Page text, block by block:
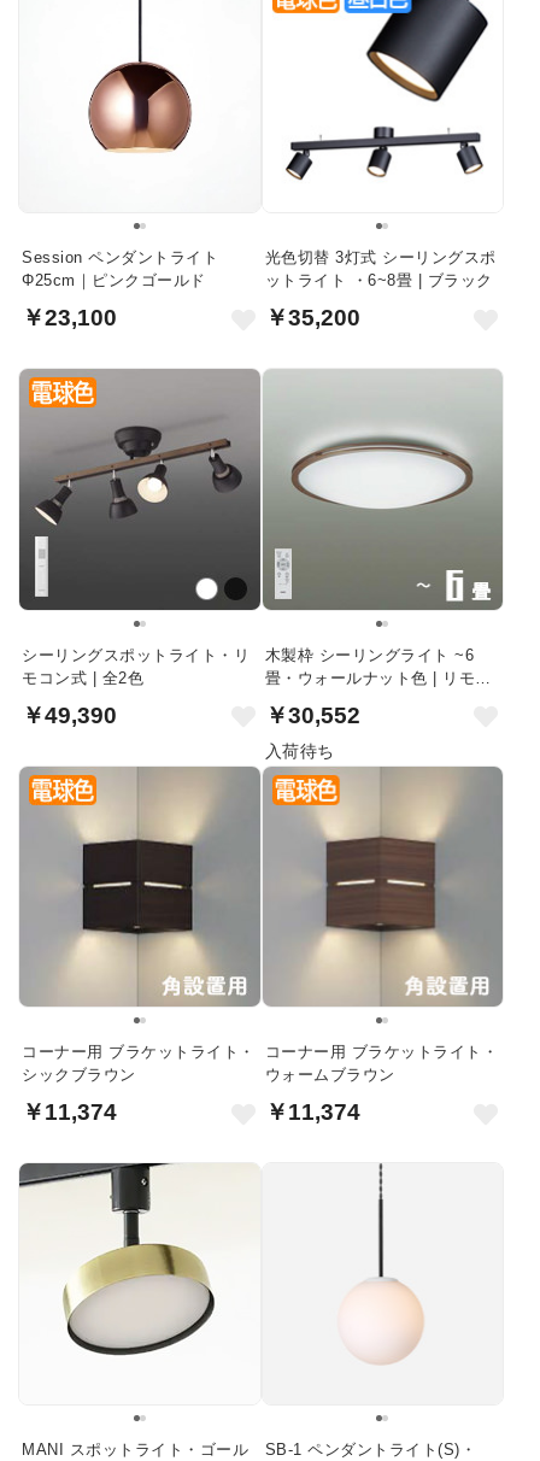
Session ペンダントライト
Φ25cm｜ピンクゴールド
￥23,100
光色切替 3灯式 シーリングスポ
ットライト ・6~8畳 | ブラック
￥35,200
シーリングスポットライト・リ
モコン式 | 全2色
￥49,390
木製枠 シーリングライト ~6
畳・ウォールナット色 | リモコ
￥30,552
入荷待ち
コーナー用 ブラケットライト・
シックブラウン
￥11,374
コーナー用 ブラケットライト・
ウォームブラウン
￥11,374
MANI スポットライト・ゴール SB-1 ペンダントライト(S)・